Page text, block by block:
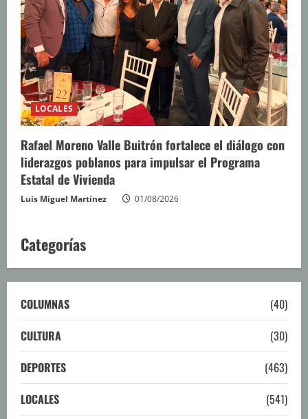
LOCALES
Rafael Moreno Valle Buitrón fortalece el diálogo con
liderazgos poblanos para impulsar el Programa
Estatal de Vivienda
Luis Miguel Martínez 01/08/2026
Categorías
COLUMNAS
(40)
CULTURA
(30)
DEPORTES
(463)
LOCALES
(541)